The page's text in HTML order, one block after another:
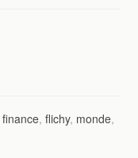
finance,flichy, monde,